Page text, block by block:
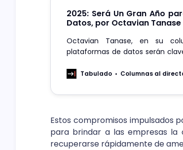
2025: Será Un Gran Año
Datos, por Octavian
Octavian Tanase, en su
plataformas de datos serán
por soluciones escalables y
Tabulado Columnas al
Estos compromisos impulsados
para brindar a las empresas la
recuperarse rápidamente de